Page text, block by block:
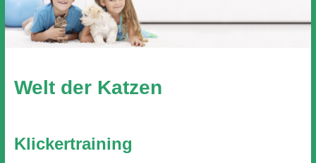
Welt der Katzen
Klickertraining